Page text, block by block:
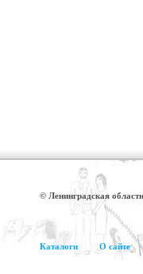
© Ленинградская
Каталоги О сайте